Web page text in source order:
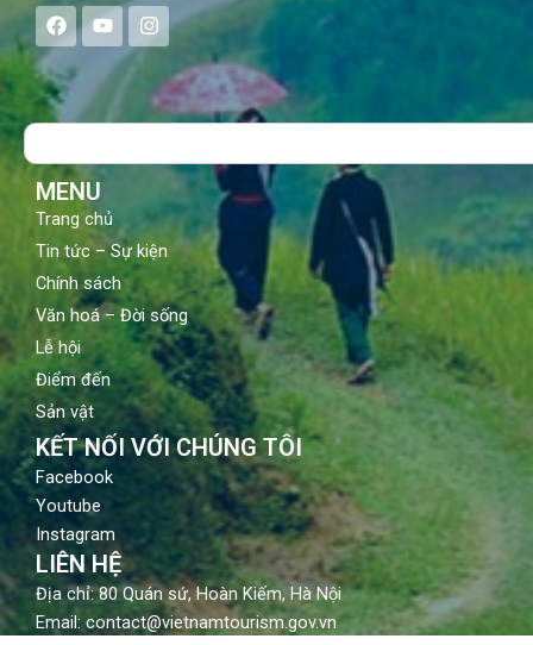
F
a
c
e
b
o
Y
o
u
t
u
b
I
n
s
a
g
Search
MENU
Trang chủ
Tin tức – Sự kiện
Chính sách
Văn hoá – Đời sống
Lễ hội
Điểm đến
Sản vật
KẾT NỐI VỚI CHÚNG TÔI
Facebook
Youtube
Instagram
LIÊN HỆ
Địa chỉ: 80 Quán sứ, Hoàn Kiếm, Hà Nội
Email: contact@vietnamtourism.gov.vn